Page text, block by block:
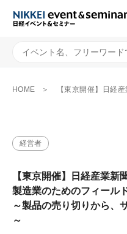
HOME 【東京開催】日経産業新聞フォーラム 製造業
経営者
【東京開催】日経産業新
製造業のためのフィール
～製品の売り切りから、
～